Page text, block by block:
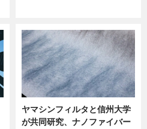
ヤマシンフィルタと信州大学
が共同研究、ナノファイバー